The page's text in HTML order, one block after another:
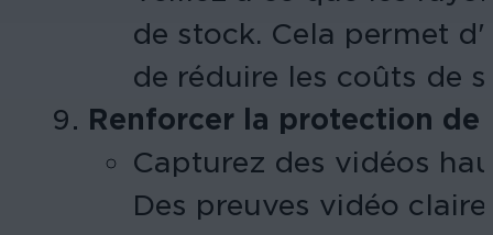
de stock. Cela permet
de réduire les coûts de
Renforcer la protection de
Capturez des vidéos
Des preuves vidéo